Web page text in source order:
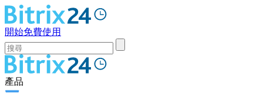
開始免費使用
產品